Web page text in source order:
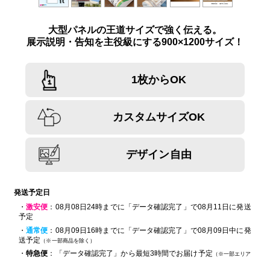
大型パネルの王道サイズで強く伝える。
展示説明・告知を主役級にする900×1200サイズ！
1枚からOK
カスタムサイズOK
デザイン自由
発送予定日
・激安便 ：08月08日24時までに「データ確認完了」で08月11日に発送
予定
・通常便 ：08月09日16時までに「データ確認完了」で08月09日中に発
送予定 （※一部商品を除く）
・特急便 ：「データ確認完了」から最短3時間でお届け予定 （※一部エリア